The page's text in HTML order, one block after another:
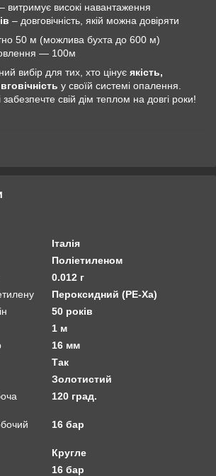
– витримує високі навантаження
– довговічність, якій можна довіряти
50 м (можлива бухта до 600 м)
— 100м
вибір для тих, хто цінує якість,
у своїй системі опалення.
свій дім теплом на довгі роки!
Італія
Поліетиленом
0.012 г
Пероксидний (PE-Xa)
50 років
1 м
16 мм
Так
Золотистий
120 град.
16 бар
Кругле
16 бар